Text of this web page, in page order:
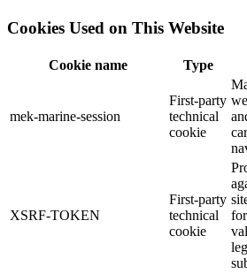
Cookies Used on This Website
Cookie name Type
mek-marine-session
First-party
technical
cookie
XSRF-TOKEN
First-party
technical
cookie